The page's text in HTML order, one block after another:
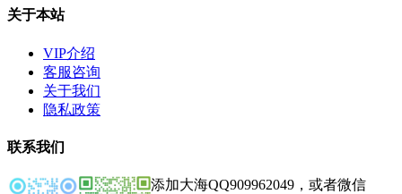
关于本站
VIP介绍
客服咨询
关于我们
隐私政策
联系我们
添加大海QQ909962049，或者微信